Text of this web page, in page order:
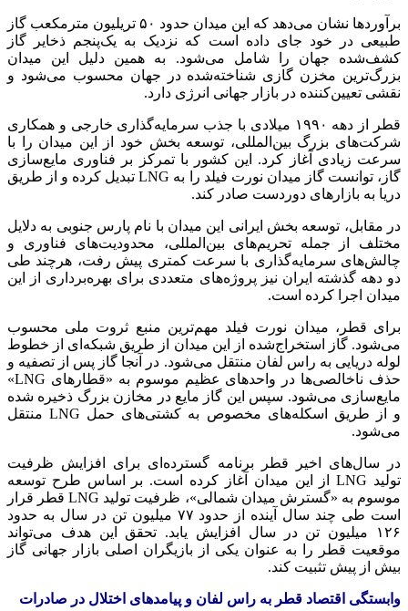
برآوردها نشان می‌دهد که این میدان حدود ۵۰ تریلیون مترمکعب گاز
طبیعی در خود جای داده است که نزدیک به یک‌پنجم ذخایر گاز
کشف‌شده جهان را شامل می‌شود. به همین دلیل این میدان
بزرگ‌ترین مخزن گازی شناخته‌شده در جهان محسوب می‌شود و
نقشی تعیین‌کننده در بازار جهانی انرژی دارد.
قطر از دهه ۱۹۹۰ میلادی با جذب سرمایه‌گذاری خارجی و همکاری
شرکت‌های بزرگ بین‌المللی، توسعه بخش خود از این میدان را با
سرعت زیادی آغاز کرد. این کشور با تمرکز بر فناوری مایع‌سازی
گاز، توانست گاز میدان نورت فیلد را به LNG تبدیل کرده و از طریق
دریا به بازارهای دوردست صادر کند.
در مقابل، توسعه بخش ایرانی این میدان با نام پارس جنوبی به دلایل
مختلف از جمله تحریم‌های بین‌المللی، محدودیت‌های فناوری و
چالش‌های سرمایه‌گذاری با سرعت کمتری پیش رفت، هرچند طی
دو دهه گذشته ایران نیز پروژه‌های متعددی برای بهره‌برداری از این
میدان اجرا کرده است.
برای قطر، میدان نورت فیلد مهم‌ترین منبع ثروت ملی محسوب
می‌شود. گاز استخراج‌شده از این میدان از طریق شبکه‌ای از خطوط
لوله دریایی به راس لفان منتقل می‌شود. در آنجا گاز پس از تصفیه و
حذف ناخالصی‌ها در واحدهای عظیم موسوم به «قطارهای LNG»
مایع‌سازی می‌شود. سپس این گاز مایع در مخازن بزرگ ذخیره شده
و از طریق اسکله‌های مخصوص به کشتی‌های حمل LNG منتقل
می‌شود.
در سال‌های اخیر قطر برنامه گسترده‌ای برای افزایش ظرفیت
تولید LNG از این میدان آغاز کرده است. بر اساس طرح توسعه
موسوم به «گسترش میدان شمالی»، ظرفیت تولید LNG قطر قرار
است طی چند سال آینده از حدود ۷۷ میلیون تن در سال به حدود
۱۲۶ میلیون تن در سال افزایش یابد. تحقق این هدف می‌تواند
موقعیت قطر را به عنوان یکی از بازیگران اصلی بازار جهانی گاز
بیش از پیش تثبیت کند.
وابستگی اقتصاد قطر به راس لفان و پیامدهای اختلال در صادرات